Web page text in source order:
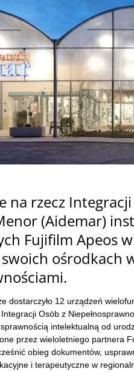
na rzecz
(Aidemar)
Fujifilm Apeos
ośrodkach
że dostarczyło 12 urządzeń
Osób z Niepe
intelektualną od
przez wieloletniego partnera
śnić obieg dokumentów,
i terapeutyczne w